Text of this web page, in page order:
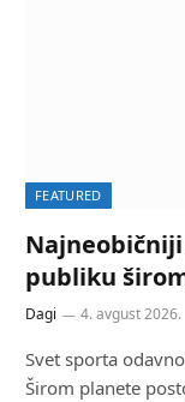
FEATURED
publiku
Dagi 4. avgust 2026.
Svet sporta
Širom planete